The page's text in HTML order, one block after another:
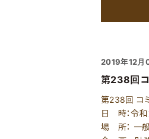
2019年12月
第238回コ
第238回 コ
日 時：令和
場 所： 一般